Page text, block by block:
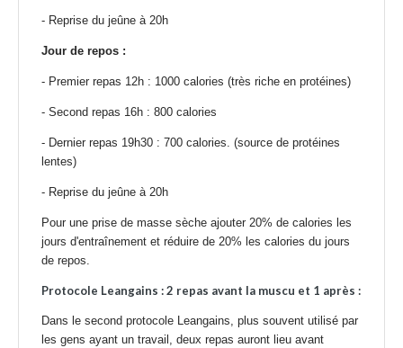
- Reprise du jeûne à 20h
Jour de repos :
- Premier repas 12h : 1000 calories (très riche en protéines)
- Second repas 16h : 800 calories
- Dernier repas 19h30 : 700 calories. (source de protéines
lentes)
- Reprise du jeûne à 20h
Pour une prise de masse sèche ajouter 20% de calories les
jours d'entraînement et réduire de 20% les calories du jours
de repos.
Protocole Leangains : 2 repas avant la muscu et 1 après :
Dans le second protocole Leangains, plus souvent utilisé par
les gens ayant un travail, deux repas auront lieu avant